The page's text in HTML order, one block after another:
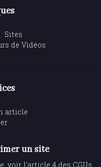
Sites
de Vidéos
article
un site
voir l'article 4 des CGUs